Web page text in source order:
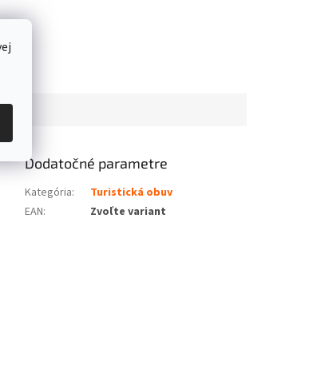
Dodatočné parametre
Kategória:
Turistická obuv
EAN: Zvoľte variant